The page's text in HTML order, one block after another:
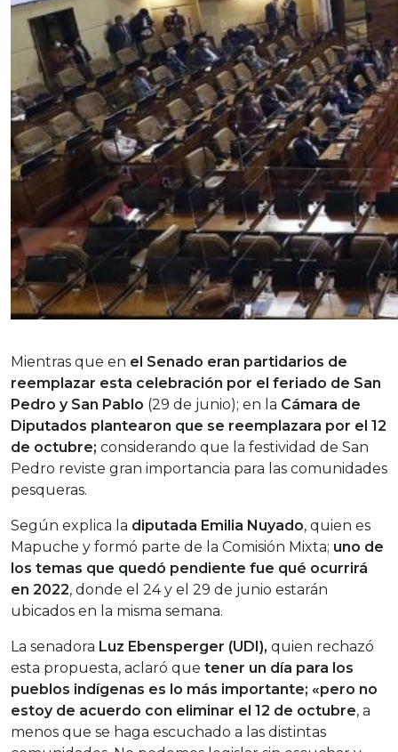
Mientras que en el Senado eran partidarios de
reemplazar esta celebración por el feriado de San
Pedro y San Pablo (29 de junio); en la Cámara de
Diputados plantearon que se reemplazara por el 12
de octubre; considerando que la festividad de San
Pedro reviste gran importancia para las comunidades
pesqueras.
Según explica la diputada Emilia Nuyado, quien es
Mapuche y formó parte de la Comisión Mixta; uno de
los temas que quedó pendiente fue qué ocurrirá
en 2022, donde el 24 y el 29 de junio estarán
ubicados en la misma semana.
La senadora Luz Ebensperger (UDI), quien rechazó
esta propuesta, aclaró que tener un día para los
pueblos indígenas es lo más importante; «pero no
estoy de acuerdo con eliminar el 12 de octubre, a
menos que se haga escuchado a las distintas